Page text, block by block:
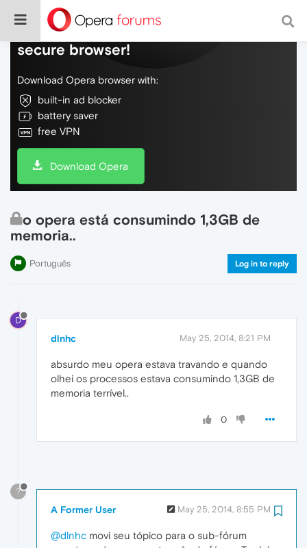
Do more on the web, with a fast and
secure browser!
Download Opera browser with:
built-in ad blocker
battery saver
free VPN
Download Opera
o opera está consumindo 1,3GB de
memoria..
Português Log in to reply
D
dlnhc May 25, 2014, 8:21 PM
absurdo meu opera estava travando e quando
olhei os processos estava consumindo 1,3GB de
memoria terrível..
0
?
A Former User May 25, 2014, 8:55 PM
@dlnhc movi seu tópico para o sub-fórum